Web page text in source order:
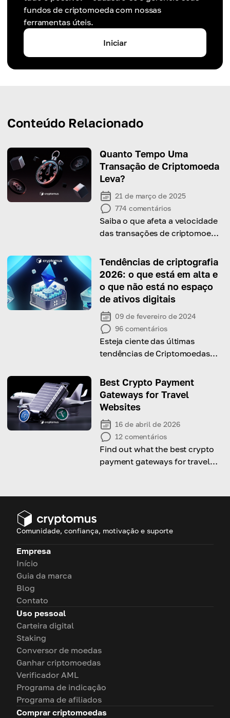
fundos de criptomoeda com nossas
ferramentas úteis.
Iniciar
Conteúdo Relacionado
Quanto Tempo Uma
Transação de Criptomoeda
Leva?
21 de março de 2025
774 comentários
Saiba o que afeta a velocidade
das transações de criptomoeda
transferências para um
processamento mais rápido.
Tendências de criptografia
2026: o que está em alta e
o que não está no espaço
de ativos digitais
09 de fevereiro de 2024
96 comentários
Esteja ciente das últimas
tendências de Criptomoedas
artigo
Best Crypto Payment
Gateways for Travel
Websites
16 de abril de 2026
12 comentários
Find out what the best crypto
payment gateways for travel
Comunidade, confiança, motivação e suporte
Empresa
Início
Guia da marca
Blog
Contato
Uso pessoal
Carteira digital
Staking
Conversor de moedas
Ganhar criptomoedas
Verificador AML
Programa de indicação
Programa de afiliados
Comprar criptomoedas